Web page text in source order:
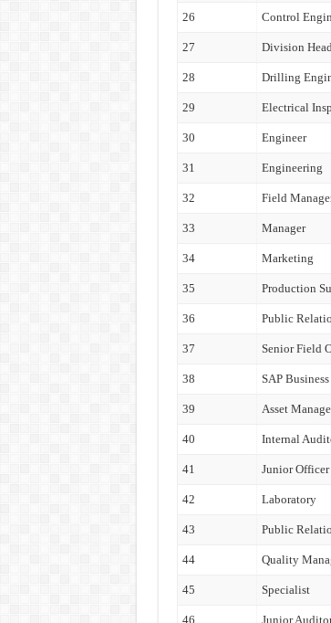
26 Control
27 Division
28 Drilling
29 Electrical
30 Engineer
31 Engineering
32 Field
33 Manager
34 Marketing
35 Production
36 Public
37 Senior Field
38 SAP
39 Asset
40 Internal
41 Junior Officer
42 Laboratory
43 Public
44 Quality
45 Specialist
46 Junior